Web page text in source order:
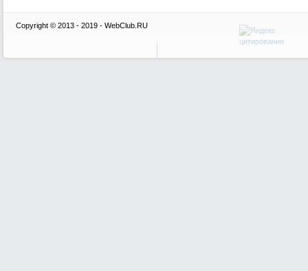
Copyright © 2013 - 2019 - WebClub.RU